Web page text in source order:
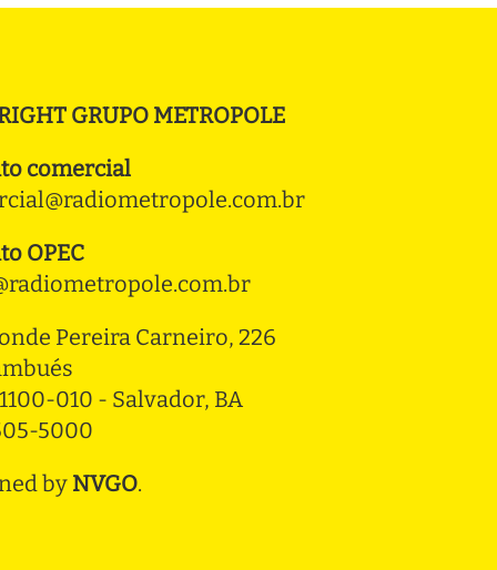
GRUPO METROPOLE
comercial
OPEC
Pereira Carneiro, 226
010 - Salvador, BA
5000
by NVGO.